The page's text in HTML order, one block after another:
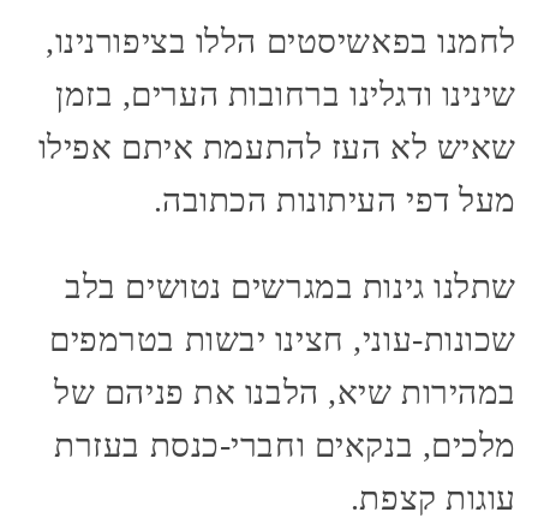
לחמנו בפאשיסטים הללו בציפורנינו,
שינינו ודגלינו ברחובות הערים, בזמן
שאיש לא העז להתעמת איתם אפילו
מעל דפי העיתונות הכתובה.
שתלנו גינות במגרשים נטושים בלב
שכונות-עוני, חצינו יבשות בטרמפים
במהירות שיא, הלבנו את פניהם של
מלכים, בנקאים וחברי-כנסת בעזרת
עוגות קצפת.